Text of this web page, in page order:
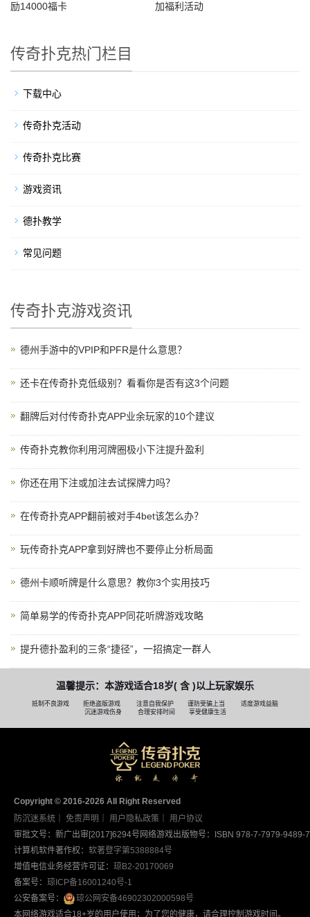
励14000福卡
加福利活动
传奇扑克热门栏目
下载中心
传奇扑克活动
传奇扑克比赛
游戏资讯
德扑教学
常见问题
传奇扑克游戏资讯
德州手游中的VPIP和PFR是什么意思？
还卡在传奇扑克低级别？看看你是否有这3个问题
翻牌后对付传奇扑克APP业余玩家的10个建议
传奇扑克教你利用河牌圈极小下注提升盈利
你还在用下注或加注去试探牌力吗？
在传奇扑克APP翻前被对手4bet该怎么办？
玩传奇扑克APP拿到好牌也不要停止分析局面
德州卡顺听牌是什么意思？教你3个实用技巧
简单易学的传奇扑克APP同花听牌游戏攻略
提升德扑盈利的三条“捷径”，一招搞定一群人
温馨提示：本游戏适合18岁( 含 )以上玩家娱乐
抵制不良游戏 拒绝盗版游戏 注意自我保护 谨防受骗上当
适度游戏益脑
沉迷游戏伤身
合理安排时间 享受健康生活
Copyright © 2016-2026 AII Right Reserved
防沉迷系统
免责声明 用户隐私政策
用户协议
审批文号：新广出审[2017]6294号 网络游戏出版物号：ISBN 978-7-7979-9489-7
计算机软件著作权： 软著登字第5388884号
增值电信业务经营许可证： 琼B2-20170069
备案号： 琼ICP备16001240号-1
公安备案号：
琼公网安备46902302000598号
本网络游戏适合18+岁的用户使用；为了您的健康，请合理控制游戏时间。